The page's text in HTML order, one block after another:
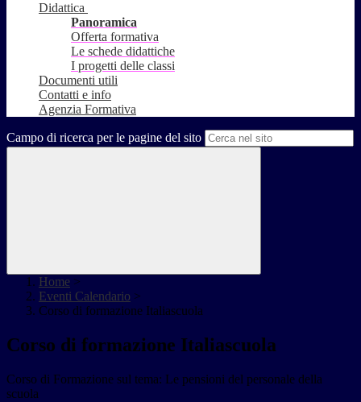
Didattica
Panoramica
Offerta formativa
Le schede didattiche
I progetti delle classi
Documenti utili
Contatti e info
Agenzia Formativa
Campo di ricerca per le pagine del sito
Home >
Eventi Calendario >
Corso di formazione Italiascuola
Corso di formazione Italiascuola
Corso di Formazione sul tema: Le pensioni del personale della
scuola